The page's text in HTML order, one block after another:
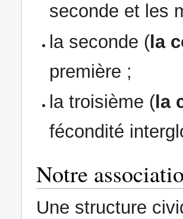
seconde et les
la seconde ( la
première ;
la troisième ( la
fécondité
Notre
Une structure